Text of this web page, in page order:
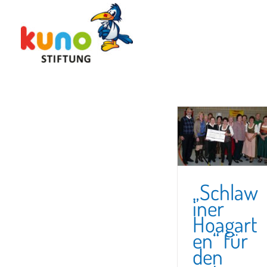
content
„Schlawiner
Hoagarten“ für den
guten Zweck
„Schlaw
iner
Hoagart
en“ für
den